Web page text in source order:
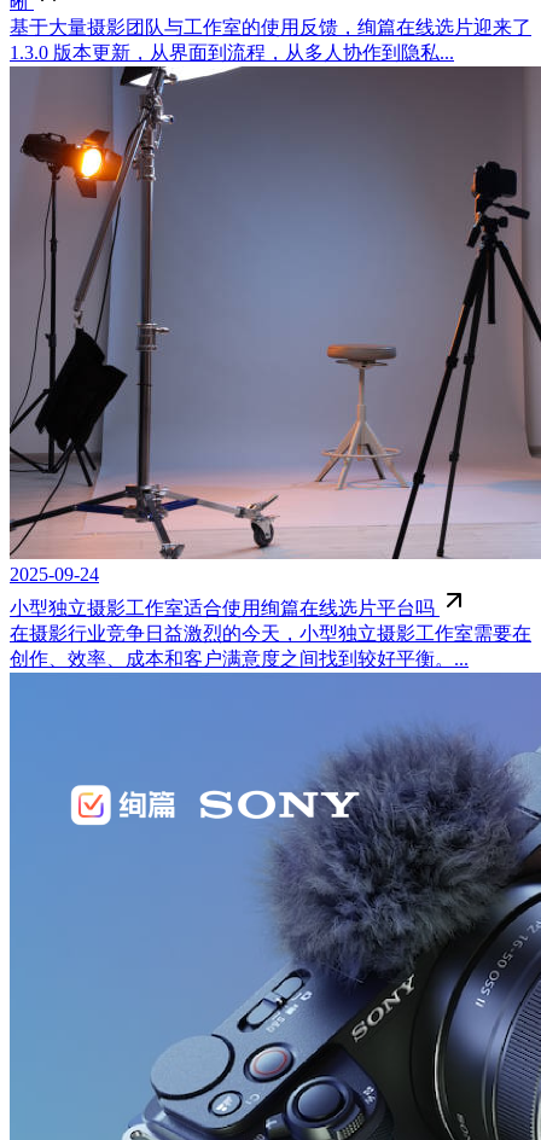
基于大量摄影团队与工作室的使用反馈，绚篇在线选片迎来了
1.3.0 版本更新，从界面到流程，从多人协作到隐私...
2025-09-24
小型独立摄影工作室适合使用绚篇在线选片平台吗
在摄影行业竞争日益激烈的今天，小型独立摄影工作室需要在
创作、效率、成本和客户满意度之间找到较好平衡。...